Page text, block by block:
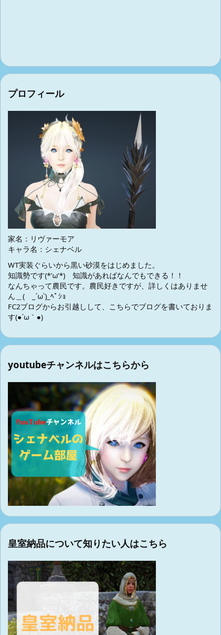
プロフィール
家名：リヴァーモア
キャラ名：シェナベル
WT実装ぐらいから黒い砂漠をはじめました。
知識勢です(*’ω’*) 知識があればなんでもできる！！
なんちゃって農民です。農民好きですが、詳しくはありませ
ん＿( _´ω`)_ﾍﾟｼｮ
FC2ブログからお引越しして、こちらでブログを書いておりま
す(●´ω｀●)
youtubeチャンネルはこちらから
皇室納品について知りたい人はこちら